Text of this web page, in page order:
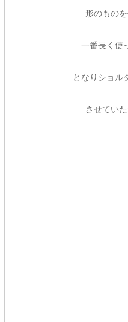
形のもの
一番長く使
となりショル
させてい